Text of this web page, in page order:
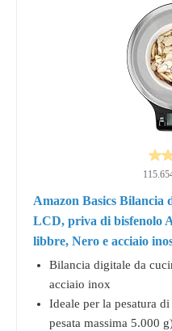
Amazon Basics Bilancia
LCD, priva di bisfenolo
libbre, Nero e acciaio
Bilancia digitale da
acciaio inox
Ideale per la pesatura
pesata massima 5.000